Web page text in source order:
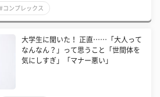
#コンプレックス
大学生に聞いた！ 正直……「大人って
なんなん？」って思うこと「世間体を
気にしすぎ」「マナー悪い」